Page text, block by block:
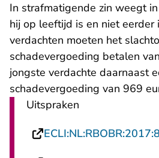
In strafmatigende zin weegt
hij op leeftijd is en niet eerder
verdachten moeten het
schadevergoeding betalen
jongste verdachte daarnaast
schadevergoeding van 969
Uitspraken